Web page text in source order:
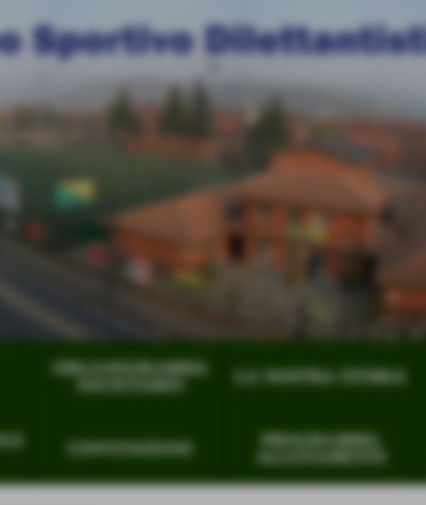
ORGANIGRAMMA LA NOSTRA STORIA
CONVENZIONI PROGRAMMA